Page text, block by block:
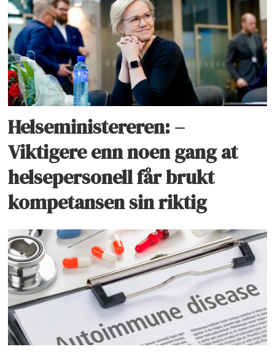
Helseministereren: –
Viktigere enn noen gang at
helsepersonell får brukt
kompetansen sin riktig